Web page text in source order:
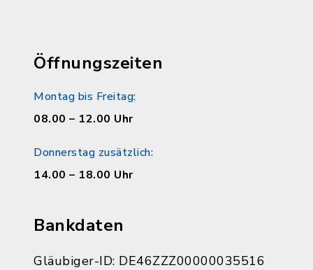
Öffnungszeiten
Montag bis Freitag:
08.00 – 12.00 Uhr
Donnerstag zusätzlich:
14.00 – 18.00 Uhr
Bankdaten
Gläubiger-ID: DE46ZZZ00000035516